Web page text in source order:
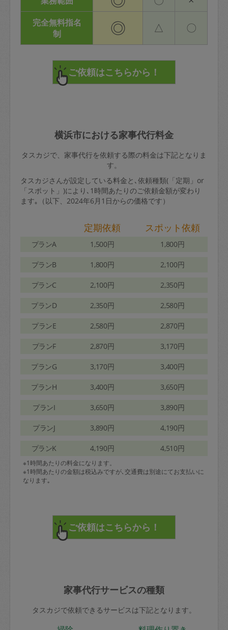
完全無料指名
制
◎ △ 〇
横浜市における家事代行料金
タスカジで、家事代行を依頼する際の料金は下記となりま
す。
タスカジさんが設定している料金と､依頼種類(「定期」or
「スポット」)により､1時間あたりのご依頼金額が変わり
ます｡（以下、2024年6月1日からの価格です）
定期依頼 スポット依頼
プランA 1,500円 1,800円
プランB 1,800円 2,100円
プランC 2,100円 2,350円
プランD 2,350円 2,580円
プランE 2,580円 2,870円
プランF 2,870円 3,170円
プランG 3,170円 3,400円
プランH 3,400円 3,650円
プランI 3,650円 3,890円
プランJ 3,890円 4,190円
プランK 4,190円 4,510円
※1時間あたりの料金になります。
※1時間あたりの金額は税込みですが､交通費は別途にてお支払いに
なります｡
家事代行サービスの種類
タスカジで依頼できるサービスは下記となります。